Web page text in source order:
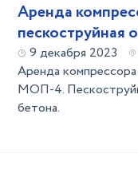
Аренда
пескоструйная
9 декабря 2023
Аренда
МОП-4.
бетона.